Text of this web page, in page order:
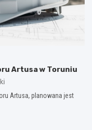
Artusa w Toruniu
Artusa, planowana jest